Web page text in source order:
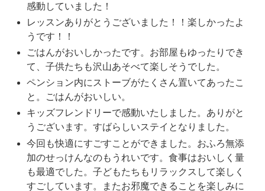
感動していました！
レッスンありがとうございました！！楽しかったよ
うです！！
ごはんがおいしかったです。お部屋もゆったりでき
て、子供たちも沢山あそべて楽しそうでした。
ペンション内にストーブがたくさん置いてあったこ
と。ごはんがおいしい。
キッズフレンドリーで感動いたしました。ありがと
うございます。すばらしいステイとなりました。
今回も快適にすごすことができました。おふろ無添
加のせっけんなのもうれいです。食事はおいしく量
も最適でした。子どもたちもリラックスして楽しく
すごしています。またお邪魔できることを楽しみに